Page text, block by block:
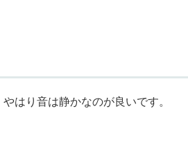
はり音は静かなのが良いです。